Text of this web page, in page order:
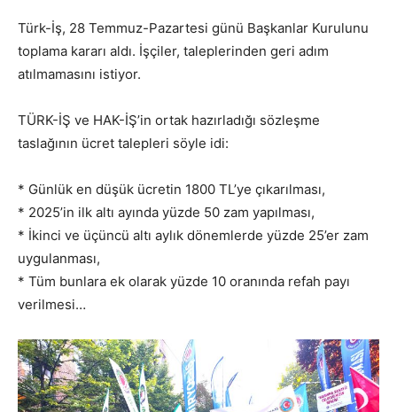
Türk-İş, 28 Temmuz-Pazartesi günü Başkanlar Kurulunu
toplama kararı aldı. İşçiler, taleplerinden geri adım
atılmamasını istiyor.
TÜRK-İŞ ve HAK-İŞ’in ortak hazırladığı sözleşme
taslağının ücret talepleri söyle idi:
* Günlük en düşük ücretin 1800 TL’ye çıkarılması,
* 2025’in ilk altı ayında yüzde 50 zam yapılması,
* İkinci ve üçüncü altı aylık dönemlerde yüzde 25’er zam
uygulanması,
* Tüm bunlara ek olarak yüzde 10 oranında refah payı
verilmesi…